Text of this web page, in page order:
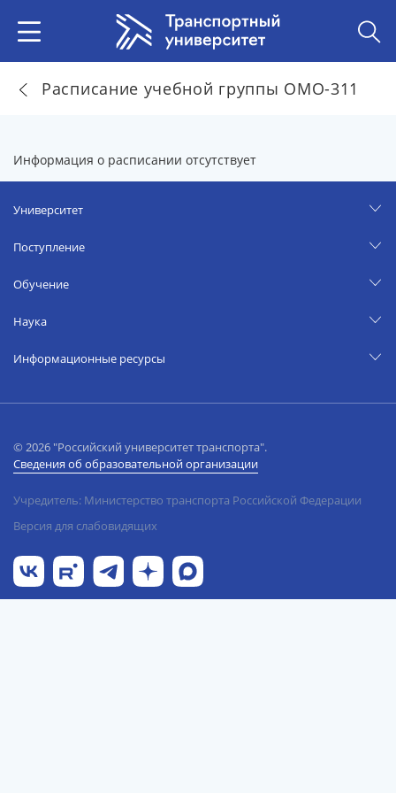
Расписание учебной группы ОМО-311
Информация о расписании отсутствует
Университет
Поступление
Обучение
Наука
Информационные ресурсы
© 2026 "Российский университет транспорта".
Сведения об образовательной организации
Учредитель: Министерство транспорта Российской Федерации
Версия для слабовидящих